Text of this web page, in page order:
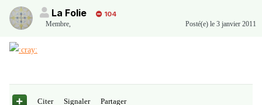
La Folie
104
Membre, Posté(e) le 3 janvier 2011
Citer Signaler Partager